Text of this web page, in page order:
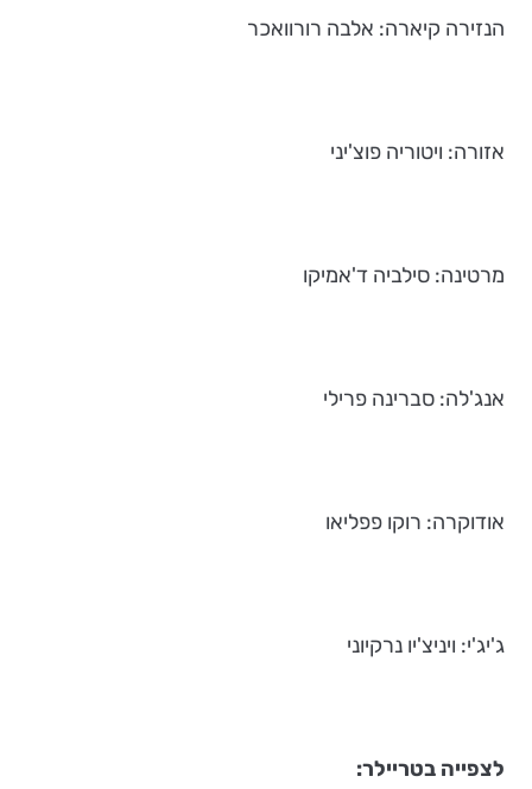
הנזירה קיארה: אלבה רורוואכר
אזורה: ויטוריה פוצ'יני
מרטינה: סילביה ד'אמיקו
אנג'לה: סברינה פרילי
אודוקרה: רוקו פפליאו
ג'יג'י: ויניצ'יו נרקיוני
לצפייה בטריילר: